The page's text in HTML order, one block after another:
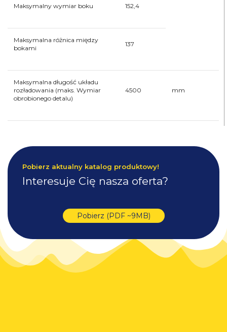
Maksymalny wymiar boku 152,4
Maksymalna różnica między
bokami
137
Maksymalna długość układu
rozładowania (maks. Wymiar
obrobionego detalu)
4500 mm
Pobierz aktualny katalog produktowy!
Interesuje Cię nasza oferta?
Pobierz (PDF ~9MB)